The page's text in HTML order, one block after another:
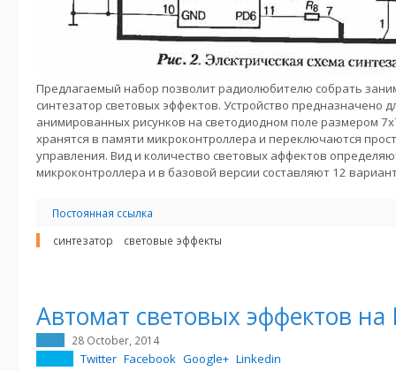
Предлагаемый набор позволит радиолюбителю собрать
синтезатор световых эффектов. Устройство предназначено
анимированных рисунков на светодиодном поле размером
хранятся в памяти микроконтроллера и переключаются
управления. Вид и количество световых аффектов
микроконтроллера и в базовой версии составляют 12
Постоянная ссылка
синтезатор
световые эффекты
Автомат световых эффектов
28 October, 2014
Twitter Facebook Google+ Linkedin